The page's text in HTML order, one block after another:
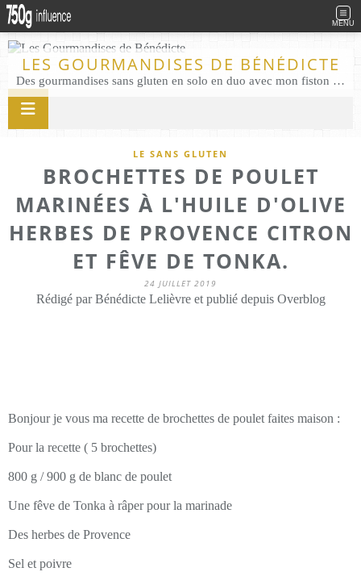
MENU
LES GOURMANDISES DE BÉNÉDICTE
Des gourmandises sans gluten en solo en duo avec mon fiston . Salé comme Sucré sans gluten éco responsable Les Gourmandises de Bénédicte gâteau produits locaux
LE SANS GLUTEN
BROCHETTES DE POULET
MARINÉES À L'HUILE D'OLIVE
HERBES DE PROVENCE CITRON
ET FÊVE DE TONKA.
24 JUILLET 2019
Rédigé par Bénédicte Lelièvre et publié depuis Overblog
Bonjour je vous ma recette de brochettes de poulet faites maison :
Pour la recette ( 5 brochettes)
800 g / 900 g de blanc de poulet
Une fêve de Tonka à râper pour la marinade
Des herbes de Provence
Sel et poivre